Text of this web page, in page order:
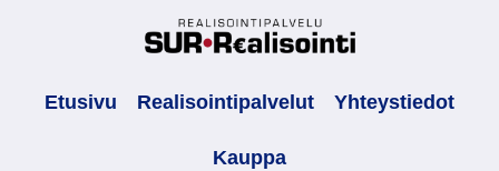
Etusivu Realisointipalvelut Yhteystiedot
Kauppa